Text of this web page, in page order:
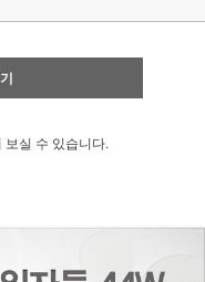
실 수 있습니다.